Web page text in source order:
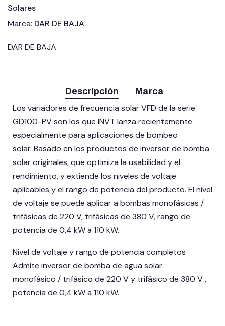
Solares
Marca: DAR DE BAJA
DAR DE BAJA
Descripción Marca
Los variadores de frecuencia solar VFD de la serie
GD100-PV son los que INVT lanza recientemente
especialmente para aplicaciones de bombeo
solar. Basado en los productos de inversor de bomba
solar originales, que optimiza la usabilidad y el
rendimiento, y extiende los niveles de voltaje
aplicables y el rango de potencia del producto. El nivel
de voltaje se puede aplicar a bombas monofásicas /
trifásicas de 220 V, trifásicas de 380 V, rango de
potencia de 0,4 kW a 110 kW.
Nivel de voltaje y rango de potencia completos
Admite inversor de bomba de agua solar
monofásico / trifásico de 220 V y trifásico de 380 V ,
potencia de 0,4 kW a 110 kW.